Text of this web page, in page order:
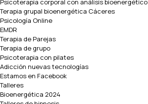
Terapia grupal bioenergética Cáceres
Psicología Online
EMDR
Terapia de Parejas
Terapia de grupo
Psicoterapia con pilates
Adicción nuevas tecnologías
Estamos en Facebook
Talleres
Bioenergética 2024